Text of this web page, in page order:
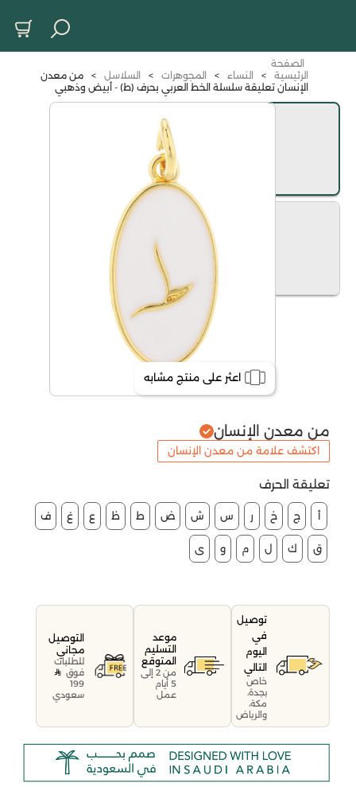
الصفحة
الرئيسية
> النساء > المجوهرات > السلاسل >
من معدن
الإنسان تعليقة سلسلة الخط العربي بحرف (ط) - أبيض وذهبي
اعثر على منتج مشابه
من معدن الإنسان
اكتشف علامة من معدن الإنسان
تعليقة الحرف
أ ج خ ر س ش ض ط ظ ع غ ف
ق ك ل م و ى
توصيل
في
اليوم
التالي
خاص
بجدة،
مكة،
والرياض
موعد
التسليم
المتوقع
من 2 إلى
5 أيام
عمل
التوصيل
مجاني
للطلبات
فوق
199
سعودي